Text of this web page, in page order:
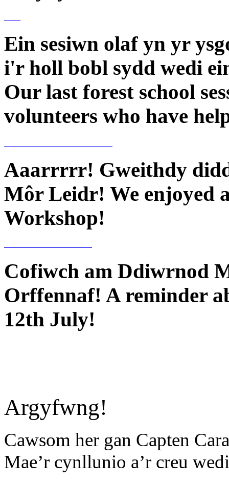
Ein sesiwn olaf yn yr
i'r holl bobl sydd wedi
Our last forest school
volunteers who have
Aaarrrrr! Gweithdy
Môr Leidr! We enjoyed
Workshop!
Cofiwch am Ddiwrnod
Orffennaf! A reminder
12th July!
Argyfwng!
Cawsom her gan Capten
Mae’r cynllunio a’r creu